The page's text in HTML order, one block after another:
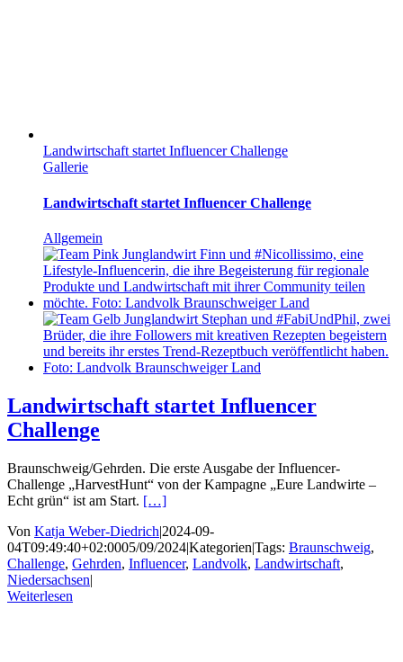
Landwirtschaft startet Influencer Challenge
Gallerie
Landwirtschaft startet Influencer Challenge
Allgemein
Landwirtschaft startet Influencer
Challenge
Braunschweig/Gehrden. Die erste Ausgabe der Influencer-
Challenge „HarvestHunt“ von der Kampagne „Eure Landwirte –
Echt grün“ ist am Start. […]
Von Katja Weber-Diedrich|2024-09-
04T09:49:40+02:0005/09/2024|Kategorien|Tags: Braunschweig,
Challenge, Gehrden, Influencer, Landvolk, Landwirtschaft,
Niedersachsen|
Weiterlesen